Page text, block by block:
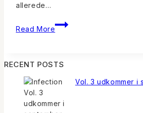
allerede…
Read More
Så
er
på
RECENT POSTS
Vol. 3 udkommer i